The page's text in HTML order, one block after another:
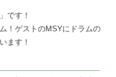
」です！
！ゲストのMSYにドラムの
ます！